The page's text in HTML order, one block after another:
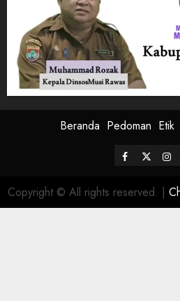
Beranda Pedoman Etik
Facebook
Twitter
Copyright © All rights reserved. |